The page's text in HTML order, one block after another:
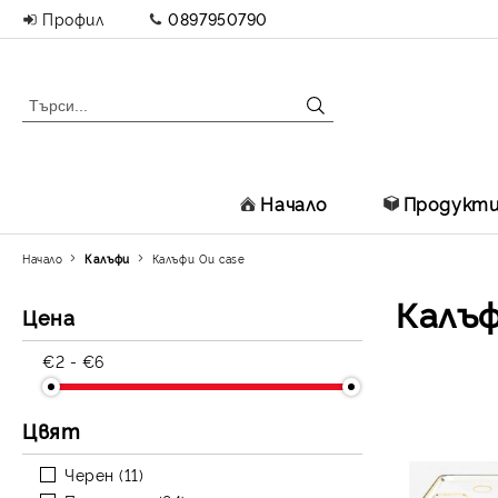
Профил 0897950790
Начало
Цена
€2 - €6
Цвят
Черен (11)
Начало Калъфи Калъфи Ou case